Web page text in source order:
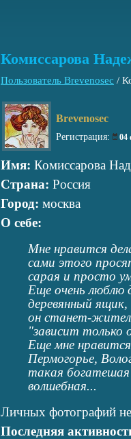
Комиссарова
Пользователь Brevenosec /
Brevenosec
Регистрация: 04
Имя: Комиссарова
Страна: Россия
Город: москва
О себе:
Мне нравится
сами этого
сарая и просто
Еще очень люблю
деревянный
он станет-
"зависит
Еще мне нравится
Пермогорье,
такая
волшебная...
Личных фотографий
Последняя